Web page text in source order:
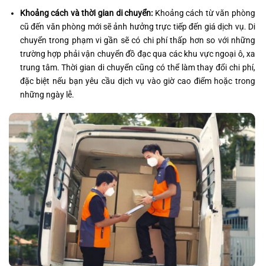
Khoảng cách và thời gian di chuyển: Khoảng cách từ văn phòng
cũ đến văn phòng mới sẽ ảnh hưởng trực tiếp đến giá dịch vụ. Di
chuyển trong phạm vi gần sẽ có chi phí thấp hơn so với những
trường hợp phải vận chuyển đồ đạc qua các khu vực ngoại ô, xa
trung tâm. Thời gian di chuyển cũng có thể làm thay đổi chi phí,
đặc biệt nếu bạn yêu cầu dịch vụ vào giờ cao điểm hoặc trong
những ngày lễ.